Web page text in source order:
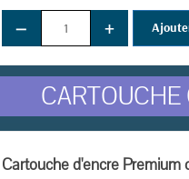
− +
Cartouche d'encre